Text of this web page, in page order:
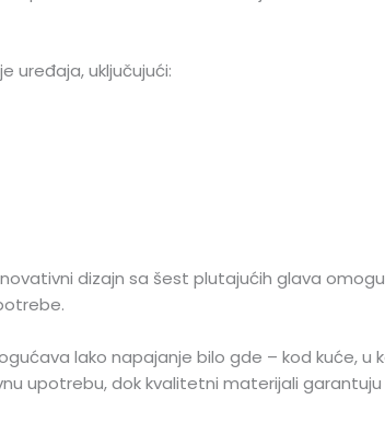
uređaja, uključujući:
dizajn sa šest plutajućih glava
lako napajanje bilo gde – kod kuće, u
upotrebu, dok kvalitetni materijali